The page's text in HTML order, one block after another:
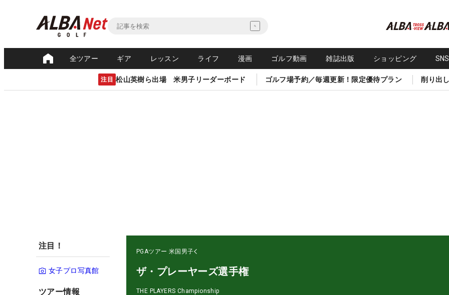
全ツアー ギア レッスン ライフ 漫画 ゴルフ動画 雑誌出版 ショッピング
注目 松山英樹ら出場 米男子リーダーボード ゴルフ場予約／毎週更新！限定優待プラン 削り出
注目！
女子プロ写真館
ツアー情報
PGAツアー 米国男子
ザ・プレーヤーズ選手権
THE PLAYERS Championship